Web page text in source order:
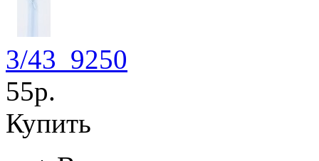
3/43_9250
55р.
Купить